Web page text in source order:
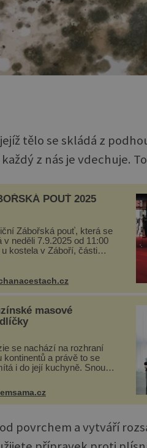
tělo se skládá z
z nás je vdechuje.
POUŤ 2025
Zábořská pouť, která se
v neděli 7.9.2025 od 11:00
u kostela v Záboří, části
kostela, dobovou
masové
se nachází na rozhraní
kontinentů a právě to se
i do její kuchyně. Snoubí
tomu vznikají rozmanité a
bohaté pokrmy, které
st...
povrchem a vytváří